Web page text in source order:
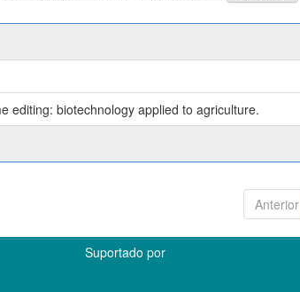
editing: biotechnology applied to agriculture.
Anterior
Suportado por